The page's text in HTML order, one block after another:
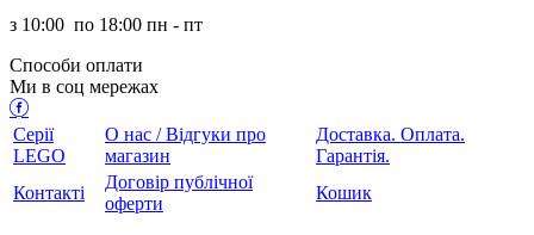
з 10:00 по 18:00 пн - пт
Способи оплати
Ми в соц мережах
Серії
LEGO
О нас / Відгуки про
магазин
Доставка. Оплата.
Гарантія.
Контакті
Договір публічної
оферти
Кошик